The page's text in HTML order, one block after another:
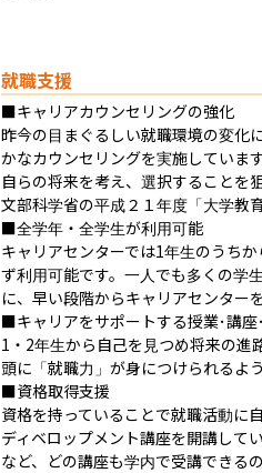
就職支援
■キャリアカウンセリングの強化
昨今の目まぐるしい就職環境の変化
かなカウンセリングを実施していま
自らの将来を考え、選択することを
文部科学省の平成２１年度「大学教
■全学年・全学生が利用可能
キャリアセンターでは1年生のうち
ず利用可能です。一人でも多くの学
に、早い段階からキャリアセンター
■キャリアをサポートする授業･講座
1・2年生から自己を見つめ将来の進
頭に「就職力」が身につけられるよ
■資格取得支援
資格を持っていることで就職活動に
ディベロップメント講座を開講して
など、どの講座も学内で受講できる